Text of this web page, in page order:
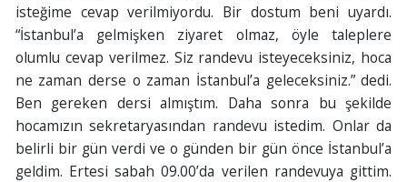
isteğime cevap verilmiyordu. Bir dostum beni uyardı.
“İstanbul’a gelmişken ziyaret olmaz, öyle taleplere
olumlu cevap verilmez. Siz randevu isteyeceksiniz, hoca
ne zaman derse o zaman İstanbul’a geleceksiniz.” dedi.
Ben gereken dersi almıştım. Daha sonra bu şekilde
hocamızın sekretaryasından randevu istedim. Onlar da
belirli bir gün verdi ve o günden bir gün önce İstanbul’a
geldim. Ertesi sabah 09.00’da verilen randevuya gittim.